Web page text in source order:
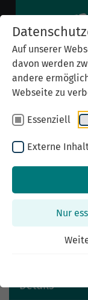
Auf unserer
davon werden
andere
Webseite zu
Essenziell
Externe
Nur
Details
Previous